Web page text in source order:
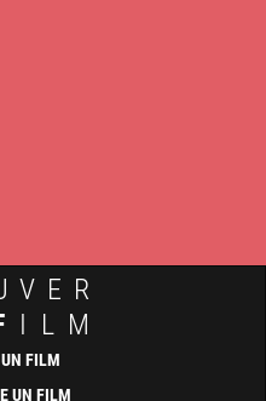
ILM
FILM
UN FILM